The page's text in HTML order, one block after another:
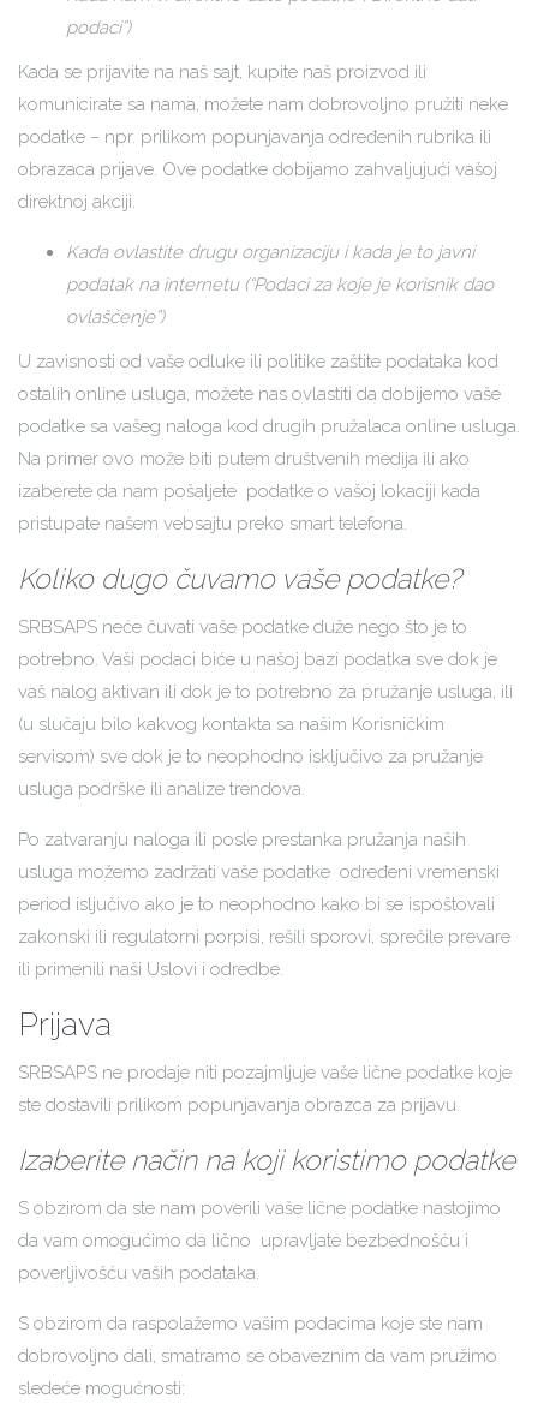
podaci”)
Kada se prijavite na naš sajt, kupite naš proizvod ili
komunicirate sa nama, možete nam dobrovoljno pružiti neke
podatke – npr. prilikom popunjavanja određenih rubrika ili
obrazaca prijave. Ove podatke dobijamo zahvaljujući vašoj
direktnoj akciji.
Kada ovlastite drugu organizaciju i kada je to javni
podatak na internetu (“Podaci za koje je korisnik dao
ovlašćenje”)
U zavisnosti od vaše odluke ili politike zaštite podataka kod
ostalih online usluga, možete nas ovlastiti da dobijemo vaše
podatke sa vašeg naloga kod drugih pružalaca online usluga.
Na primer ovo može biti putem društvenih medija ili ako
izaberete da nam pošaljete podatke o vašoj lokaciji kada
pristupate našem vebsajtu preko smart telefona.
Koliko dugo čuvamo vaše podatke?
SRBSAPS neće čuvati vaše podatke duže nego što je to
potrebno. Vaši podaci biće u našoj bazi podatka sve dok je
vaš nalog aktivan ili dok je to potrebno za pružanje usluga, ili
(u slučaju bilo kakvog kontakta sa našim Korisničkim
servisom) sve dok je to neophodno isključivo za pružanje
usluga podrške ili analize trendova.
Po zatvaranju naloga ili posle prestanka pružanja naših
usluga možemo zadržati vaše podatke određeni vremenski
period isljučivo ako je to neophodno kako bi se ispoštovali
zakonski ili regulatorni porpisi, rešili sporovi, sprečile prevare
ili primenili naši Uslovi i odredbe.
Prijava
SRBSAPS ne prodaje niti pozajmljuje vaše lične podatke koje
ste dostavili prilikom popunjavanja obrazca za prijavu.
Izaberite način na koji koristimo podatke
S obzirom da ste nam poverili vaše lične podatke nastojimo
da vam omogućimo da lično upravljate bezbednošću i
poverljivošću vaših podataka.
S obzirom da raspolažemo vašim podacima koje ste nam
dobrovoljno dali, smatramo se obaveznim da vam pružimo
sledeće mogućnosti: